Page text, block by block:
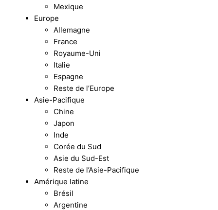
Mexique
Europe
Allemagne
France
Royaume-Uni
Italie
Espagne
Reste de l’Europe
Asie-Pacifique
Chine
Japon
Inde
Corée du Sud
Asie du Sud-Est
Reste de l’Asie-Pacifique
Amérique latine
Brésil
Argentine